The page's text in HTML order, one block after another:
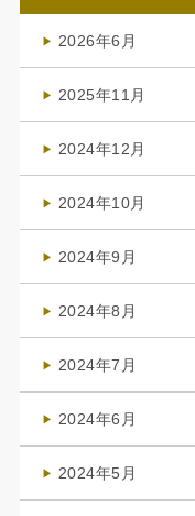
2026年6月
2025年11月
2024年12月
2024年10月
2024年9月
2024年8月
2024年7月
2024年6月
2024年5月